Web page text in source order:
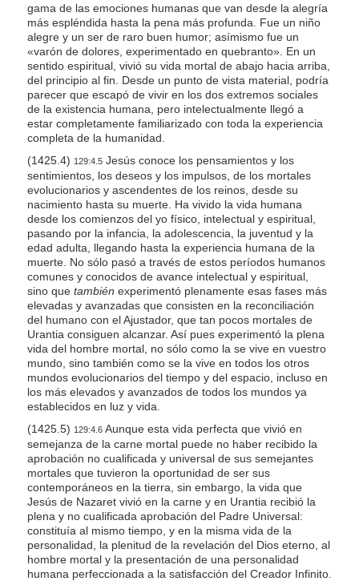
gama de las emociones humanas que van desde la alegría
más espléndida hasta la pena más profunda. Fue un niño
alegre y un ser de raro buen humor; asímismo fue un
«varón de dolores, experimentado en quebranto». En un
sentido espiritual, vivió su vida mortal de abajo hacia arriba,
del principio al fin. Desde un punto de vista material, podría
parecer que escapó de vivir en los dos extremos sociales
de la existencia humana, pero intelectualmente llegó a
estar completamente familiarizado con toda la experiencia
completa de la humanidad.
(1425.4) 129:4.5Jesús conoce los pensamientos y los
sentimientos, los deseos y los impulsos, de los mortales
evolucionarios y ascendentes de los reinos, desde su
nacimiento hasta su muerte. Ha vivido la vida humana
desde los comienzos del yo físico, intelectual y espiritual,
pasando por la infancia, la adolescencia, la juventud y la
edad adulta, llegando hasta la experiencia humana de la
muerte. No sólo pasó a través de estos períodos humanos
comunes y conocidos de avance intelectual y espiritual,
sino que también experimentó plenamente esas fases más
elevadas y avanzadas que consisten en la reconciliación
del humano con el Ajustador, que tan pocos mortales de
Urantia consiguen alcanzar. Así pues experimentó la plena
vida del hombre mortal, no sólo como la se vive en vuestro
mundo, sino también como se la vive en todos los otros
mundos evolucionarios del tiempo y del espacio, incluso en
los más elevados y avanzados de todos los mundos ya
establecidos en luz y vida.
(1425.5) 129:4.6Aunque esta vida perfecta que vivió en
semejanza de la carne mortal puede no haber recibido la
aprobación no cualificada y universal de sus semejantes
mortales que tuvieron la oportunidad de ser sus
contemporáneos en la tierra, sin embargo, la vida que
Jesús de Nazaret vivió en la carne y en Urantia recibió la
plena y no cualificada aprobación del Padre Universal:
constituía al mismo tiempo, y en la misma vida de la
personalidad, la plenitud de la revelación del Dios eterno, al
hombre mortal y la presentación de una personalidad
humana perfeccionada a la satisfacción del Creador Infinito.